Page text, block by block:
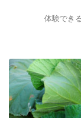
体験でき